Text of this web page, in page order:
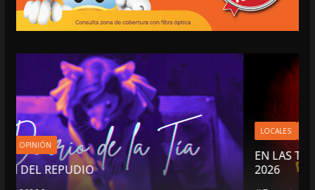
LOCALES OPINIÓN
EN LAS TRIPAS DEL JAGUAR: 07 DE AGOSTO DE
2026